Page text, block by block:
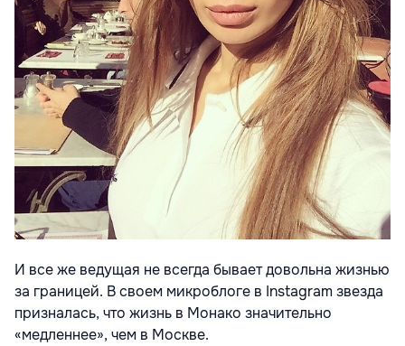
И все же ведущая не всегда бывает довольна жизнью
за границей. В своем микроблоге в Instagram звезда
призналась, что жизнь в Монако значительно
«медленнее», чем в Москве.